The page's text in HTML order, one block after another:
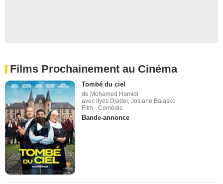
Films Prochainement au Cinéma
Tombé du ciel
de Mohamed Hamidi
avec Ilyes Djadel, Josiane Balasko
Film - Comédie
Bande-annonce